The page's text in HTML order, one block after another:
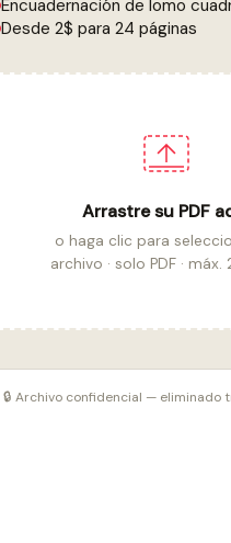
Encuadernación de lomo
Desde 2$ para 24 páginas
Arrastre su PDF
o haga clic para
archivo · solo PDF · máx.
🔒 Archivo confidencial — eliminado